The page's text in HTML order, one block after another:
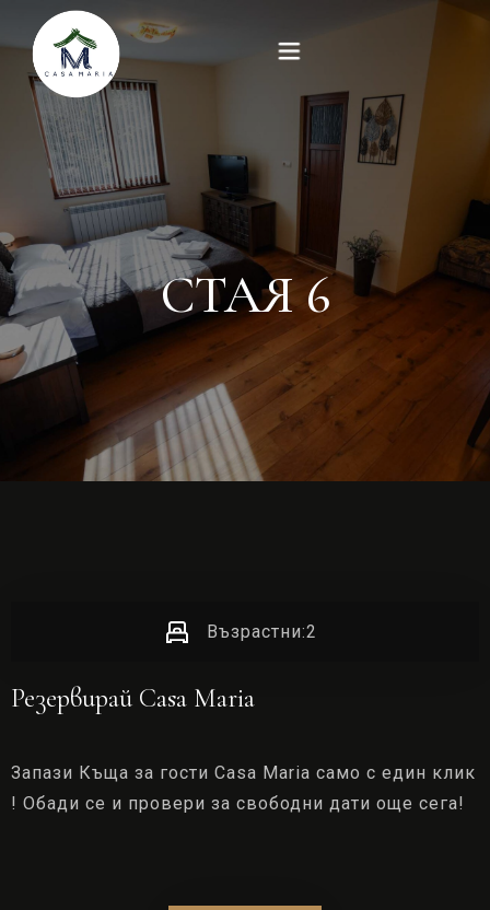
Стаи
Забележителности
Галерия
За нас
Контакти
СТАЯ 6
Възрастни:2
Резервирай Casa Maria
Запази Къща за гости Casa Maria само с един клик
! Обади се и провери за свободни дати още сега!